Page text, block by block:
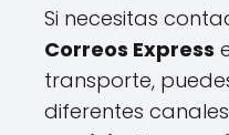
Si necesitas
Correos Express
transporte,
diferentes